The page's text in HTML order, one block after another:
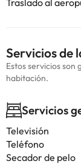
Traslado al
Servicios de
Estos servicios
habitación.
Servicios
Televisión
Teléfono
Secador de pelo